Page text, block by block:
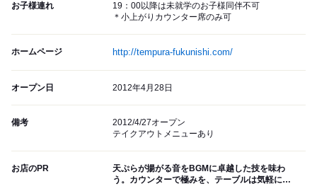
お子様連れ
19：00以降は未就学のお子様同伴不可
＊小上がりカウンター席のみ可
ホームページ http://tempura-fukunishi.com/
オープン日 2012年4月28日
備考
2012/4/27オープン
テイクアウトメニューあり
お店のPR
天ぷらが揚がる音をBGMに卓越した技を味わ
う。カウンターで極みを、テーブルは気軽に…